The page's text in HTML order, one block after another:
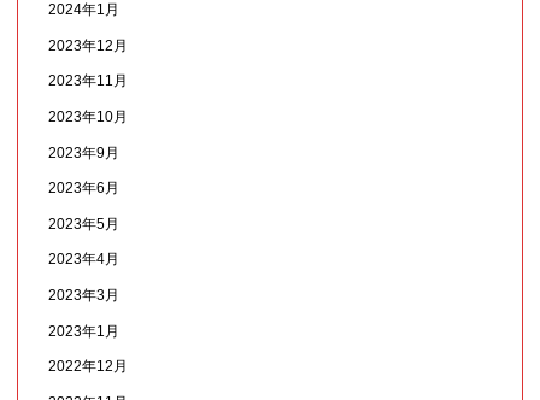
2024年1月
2023年12月
2023年11月
2023年10月
2023年9月
2023年6月
2023年5月
2023年4月
2023年3月
2023年1月
2022年12月